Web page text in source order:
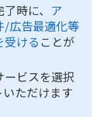
時に、 ア
/広告最適化等
受ける ことが
ービスを選択
いただけます